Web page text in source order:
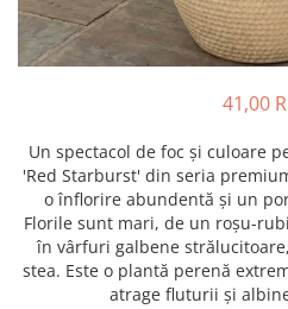
Bulbi de Irisi - Stanjenel
Bulbi de Lalele
Bulbi de Narcise
Bulbi de Ranunculus
Bulbi de Tigridia
Bulbi de Zambile
Bulbi de Zantedeschia
Bulbi Sparaxis
41,00
Un spectacol de foc și culoare
'Red Starburst' din seria
o înflorire abundentă și un
Florile sunt mari, de un roșu-
în vârfuri galbene
stea. Este o plantă perenă
atrage fluturii și